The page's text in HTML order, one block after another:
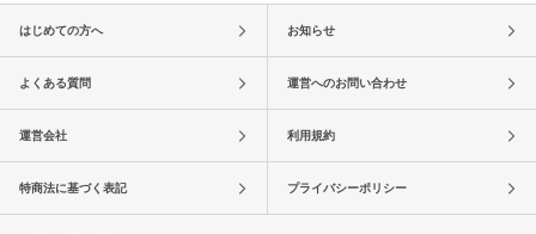
はじめての方へ お知らせ
よくある質問 運営へのお問い合わせ
運営会社 利用規約
特商法に基づく表記 プライバシーポリシー